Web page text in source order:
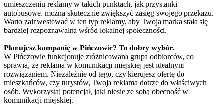
umieszczeniu reklamy w takich punktach, jak przystanki
autobusowe, można skutecznie zwiększyć zasięg swojego przekazu.
Warto zainwestować w ten typ reklamy, aby Twoja marka stała się
bardziej rozpoznawalna wśród lokalnej społeczności.
Planujesz kampanię w Pińczowie? To dobry wybór.
W Pińczowie funkcjonuje zróżnicowana grupa odbiorców, co
sprawia, że reklama w komunikacji miejskiej jest idealnym
rozwiązaniem. Niezależnie od tego, czy kierujesz ofertę do
mieszkańców, czy turystów, Twoja reklama dotrze do właściwych
osób. Wykorzystaj potencjał, jaki niesie ze sobą obecność w
komunikacji miejskiej.